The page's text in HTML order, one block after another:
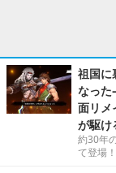
祖国に
なった
面リメ
が駆け
約30年
て登場！